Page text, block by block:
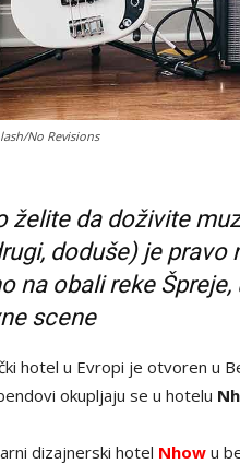
No Revisions
želite da doživite
doduše) je
na obali reke
scene
hotel u Evropi je otvoren u
okupljaju se u hotelu
dizajnerski hotel Nhow u